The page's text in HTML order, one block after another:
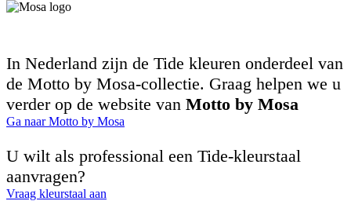
In Nederland zijn de Tide kleuren onderdeel van
de Motto by Mosa-collectie. Graag helpen we u
verder op de website van Motto by Mosa
Ga naar Motto by Mosa
U wilt als professional een Tide-kleurstaal
aanvragen?
Vraag kleurstaal aan